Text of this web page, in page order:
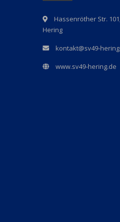
Hassenröther Str.
Hering
kontakt@sv49-
www.sv49-hering.de